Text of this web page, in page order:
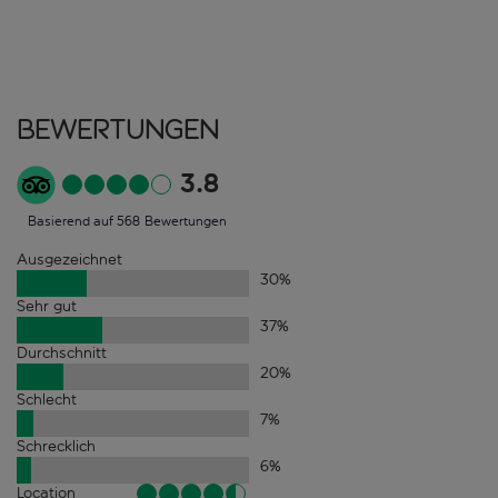
Bewertungen
3.8
Basierend auf 568 Bewertungen
Ausgezeichnet
30%
Sehr gut
37%
Durchschnitt
20%
Schlecht
7%
Schrecklich
6%
Location